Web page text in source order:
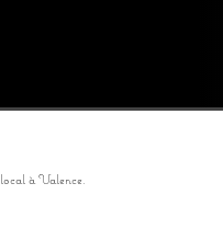
à Valence.